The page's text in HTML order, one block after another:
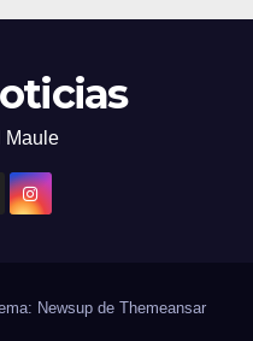
Maule
Newsup de Themeansar